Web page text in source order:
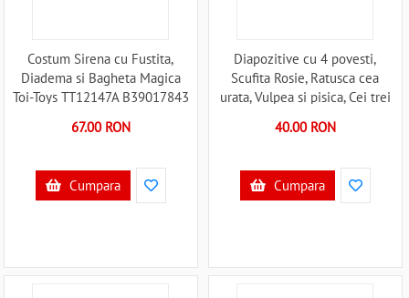
Costum Sirena cu Fustita,
Diadema si Bagheta Magica
Toi-Toys TT12147A B39017843
67.00 RON
Cumpara
Diapozitive cu 4 povesti,
Scufita Rosie, Ratusca cea
urata, Vulpea si pisica, Cei trei
B39017620
40.00 RON
Cumpara